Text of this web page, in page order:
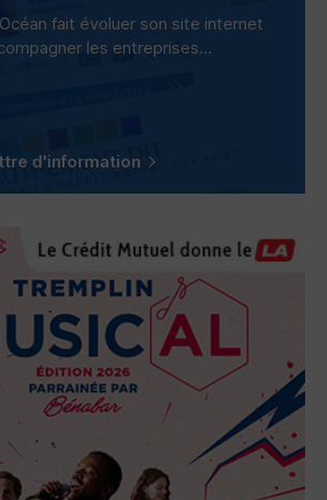
fait évoluer son site internet
les entreprises...
d'information